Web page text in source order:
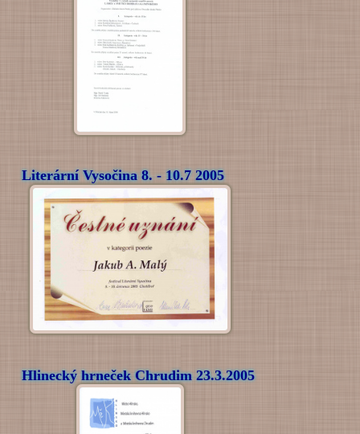
Literární Vysočina 8. - 10.7 2005
Hlinecký hrneček Chrudim 23.3.2005